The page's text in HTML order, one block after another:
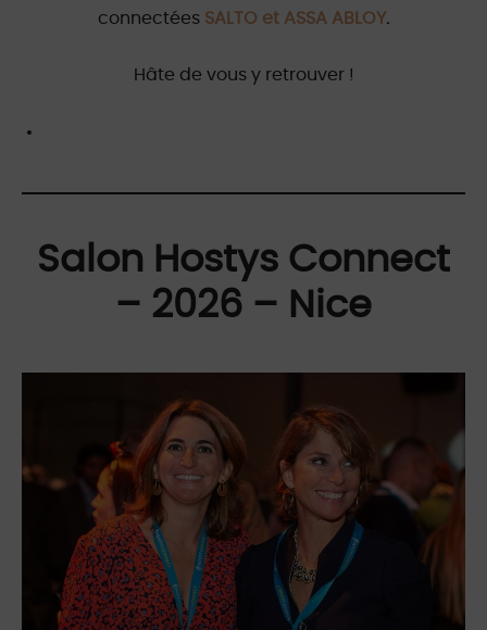
connectées SALTO et ASSA ABLOY.
Hâte de vous y retrouver !
Salon Hostys Connect
– 2026 – Nice